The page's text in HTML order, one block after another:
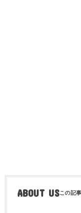
ABOUT US